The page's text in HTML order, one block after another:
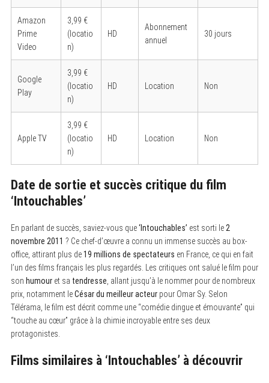
Amazon
Prime
Video
3,99 €
(locatio
n)
HD
Abonnement
annuel
30 jours
Google
Play
3,99 €
(locatio
n)
HD Location Non
Apple TV
3,99 €
(locatio
n)
HD Location Non
Date de sortie et succès critique du film
‘Intouchables’
En parlant de succès, saviez-vous que‘Intouchables’ est sorti le 2
novembre 2011 ? Ce chef-d’œuvre a connu un immense succès au box-
office, attirant plus de19 millions de spectateurs en France, ce qui en fait
l’un des films français les plus regardés. Les critiques ont salué le film pour
son humouret sa tendresse , allant jusqu’à le nommer pour de nombreux
prix, notamment leCésar du meilleur acteurpour Omar Sy. Selon
Télérama, le film est décrit comme une “comédie dingue et émouvante” qui
“touche au cœur” grâce à la chimie incroyable entre ses deux
protagonistes.
Films similaires à ‘Intouchables’à découvrir